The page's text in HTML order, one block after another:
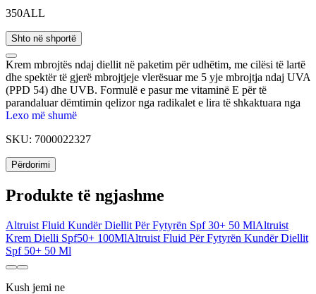
350ALL
Shto në shportë
Krem mbrojtës ndaj diellit në paketim për udhëtim, me cilësi të lartë
dhe spektër të gjerë mbrojtjeje vlerësuar me 5 yje mbrojtja ndaj UVA
(PPD 54) dhe UVB. Formulë e pasur me vitaminë E për të
parandaluar dëmtimin qelizor nga radikalet e lira të shkaktuara nga
UV dhe speciet reaktive të oksigjenit. Formulë e projektuar
hidratuese. Teksturë lehtësisht e përthithshme nga lëkura që nuk
fotoplakjes.
Lexo më shumë
SKU: 7000022327
Përdorimi
Produkte të ngjashme
Altruist Fluid Kundër Diellit Për Fytyrën Spf 30+ 50 MlAltruist
Krem Dielli Spf50+ 100MlAltruist Fluid Për Fytyrën Kundër Diellit
Spf 50+ 50 Ml
Kush jemi ne